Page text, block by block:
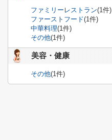
ファミリーレストラン(1件)
ファーストフード(1件)
中華料理(1件)
その他(1件)
美容・健康
その他(1件)